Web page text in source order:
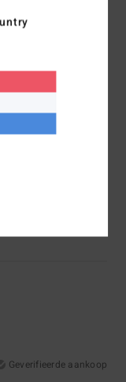
aankoop
Geverifieerde aankoop